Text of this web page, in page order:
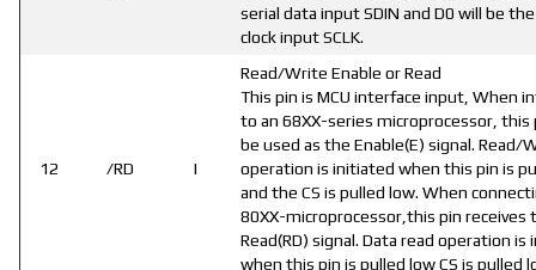
serial data input SDIN and D0 will be
clock input SCLK.
12 /RD I
Read/Write Enable or Read
This pin is MCU interface input, When
to an 68XX-series microprocessor, this
be used as the Enable(E) signal. Read/
operation is initiated when this pin is
and the CS is pulled low. When
80XX-microprocessor,this pin receives
Read(RD) signal. Data read operation is
when this pin is pulled low CS is pulled